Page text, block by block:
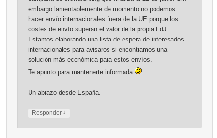
embargo lamentablemente de momento no podemos
hacer envío internacionales fuera de la UE porque los
costes de envío superan el valor de la propia FdJ.
Estamos elaborando una lista de espera de interesados
internacionales para avisaros si encontramos una
solución más económica para estos envíos.
Te apunto para mantenerte informada
Un abrazo desde España.
Responder ↓